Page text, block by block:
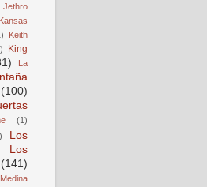
Jethro
Kansas
Keith
King
La
(100)
(1)
Los
Los
(141)
Medina